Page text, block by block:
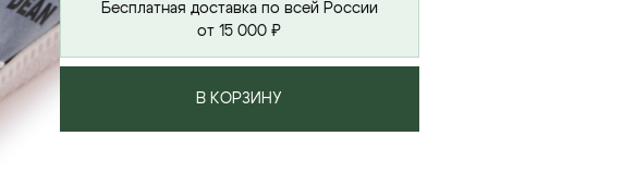
Бесплатная доставка по всей России
от 15 000 ₽
В КОРЗИНУ